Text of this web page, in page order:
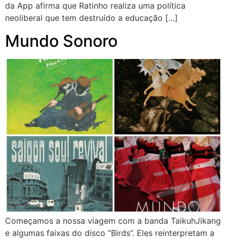
da App afirma que Ratinho realiza uma política
neoliberal que tem destruído a educação […]
Mundo Sonoro
Começamos a nossa viagem com a banda TaikuhJikang
e algumas faixas do disco “Birds”. Eles reinterpretam a